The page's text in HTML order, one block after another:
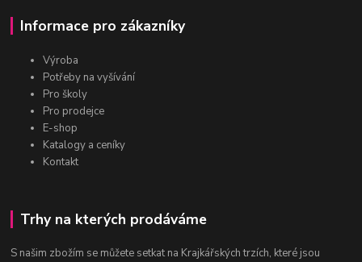
Informace pro zákazníky
Výroba
Potřeby na vyšívání
Pro školy
Pro prodejce
E-shop
Katalogy a ceníky
Kontakt
Trhy na kterých prodáváme
S našim zbožím se můžete setkat na Krajkářských trzích, které jsou